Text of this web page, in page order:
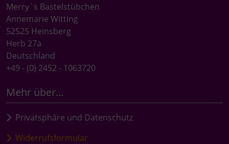
Merry`s Bastelstübchen
Annemarie Witting
52525 Heinsberg
Herb 27a
Deutschland
+49 - (0) 2452 - 1063720
Mehr über...
Privatsphäre und Datenschutz
Widerrufsformular